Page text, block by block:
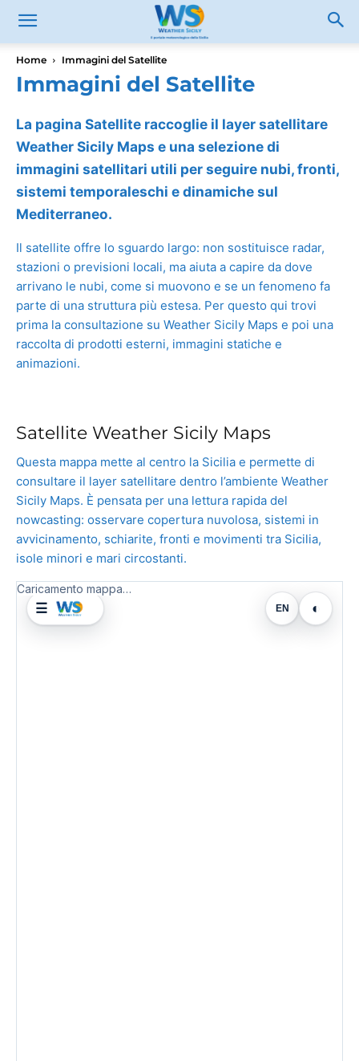
Home Immagini del Satellite
Immagini del Satellite
La pagina Satellite raccoglie il layer satellitare
Weather Sicily Maps e una selezione di
immagini satellitari utili per seguire nubi, fronti,
sistemi temporaleschi e dinamiche sul
Mediterraneo.
Il satellite offre lo sguardo largo: non sostituisce radar,
stazioni o previsioni locali, ma aiuta a capire da dove
arrivano le nubi, come si muovono e se un fenomeno fa
parte di una struttura più estesa. Per questo qui trovi
prima la consultazione su Weather Sicily Maps e poi una
raccolta di prodotti esterni, immagini statiche e
animazioni.
Satellite Weather Sicily Maps
Questa mappa mette al centro la Sicilia e permette di
consultare il layer satellitare dentro l’ambiente Weather
Sicily Maps. È pensata per una lettura rapida del
nowcasting: osservare copertura nuvolosa, sistemi in
avvicinamento, schiarite, fronti e movimenti tra Sicilia,
isole minori e mari circostanti.